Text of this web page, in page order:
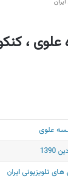
علوی ،
علوی
1390
تلویزیونی ایران